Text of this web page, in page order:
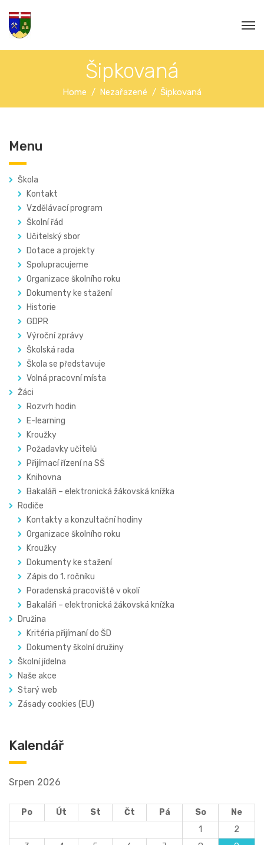
Šipkovaná
Home Nezařazené Šipkovaná
Menu
Škola
Kontakt
Vzdělávací program
Školní řád
Učitelský sbor
Dotace a projekty
Spolupracujeme
Organizace školního roku
Dokumenty ke stažení
Historie
GDPR
Výroční zprávy
Školská rada
Škola se představuje
Volná pracovní místa
Žáci
Rozvrh hodin
E-learning
Kroužky
Požadavky učitelů
Přijímací řízení na SŠ
Knihovna
Bakaláři – elektronická žákovská knížka
Rodiče
Kontakty a konzultační hodiny
Organizace školního roku
Kroužky
Dokumenty ke stažení
Zápis do 1. ročníku
Poradenská pracoviště v okolí
Bakaláři – elektronická žákovská knížka
Družina
Kritéria přijímaní do ŠD
Dokumenty školní družiny
Školní jídelna
Naše akce
Starý web
Zásady cookies (EU)
Kalendář
Srpen 2026
Po Út St Čt Pá So
Ne
1
2